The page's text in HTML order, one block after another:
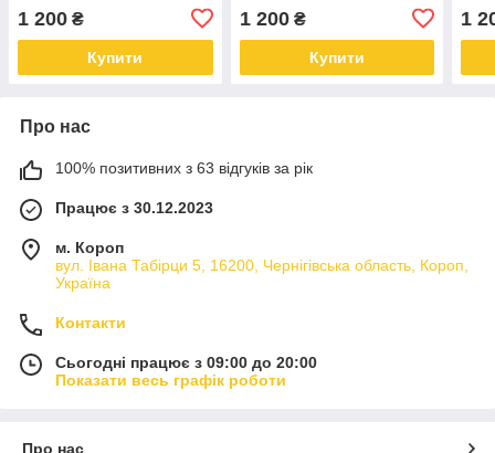
1 200 ₴
Купити
Gasai Yuno Future Diary
Mirai Nikki
1 200₴
Купити
1
Про нас
100% позитивних з 63 відгуків за рік
Працює з 30.12.2023
м. Короп
вул. Івана Табірци 5, 16200, Чернігівська область, Короп,
Україна
Контакти
Сьогодні працює з 09:00 до 20:00
Показати весь графік роботи
Про нас